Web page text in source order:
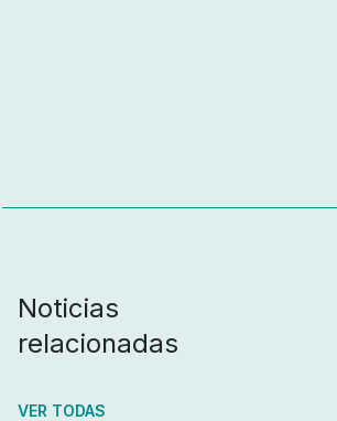
Noticias
relacionadas
VER TODAS